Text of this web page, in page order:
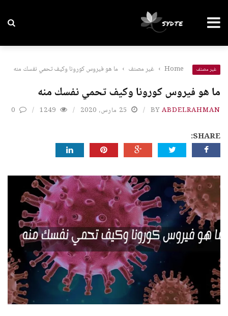
غير مصنف Home
› غير مصنف › ما هو فيروس كورونا وكيف تحمي نفسك منه
ما هو فيروس كورونا وكيف تحمي نفسك منه
BYABDELRAHMAN 25 مارس، 2020 1249
0
SHARE: